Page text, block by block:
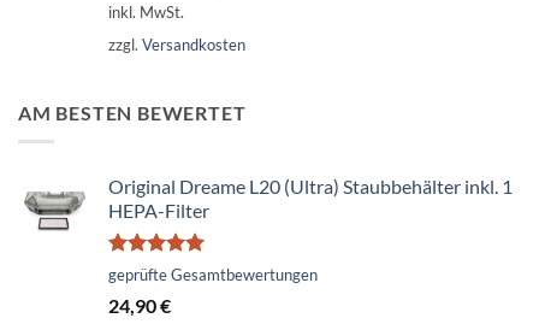
inkl. MwSt.
zzgl. Versandkosten
AM BESTEN BEWERTET
Original Dreame L20 (Ultra) Staubbehälter inkl. 1
HEPA-Filter
Bewertet
von 5
geprüfte Gesamtbewertungen
24,90€